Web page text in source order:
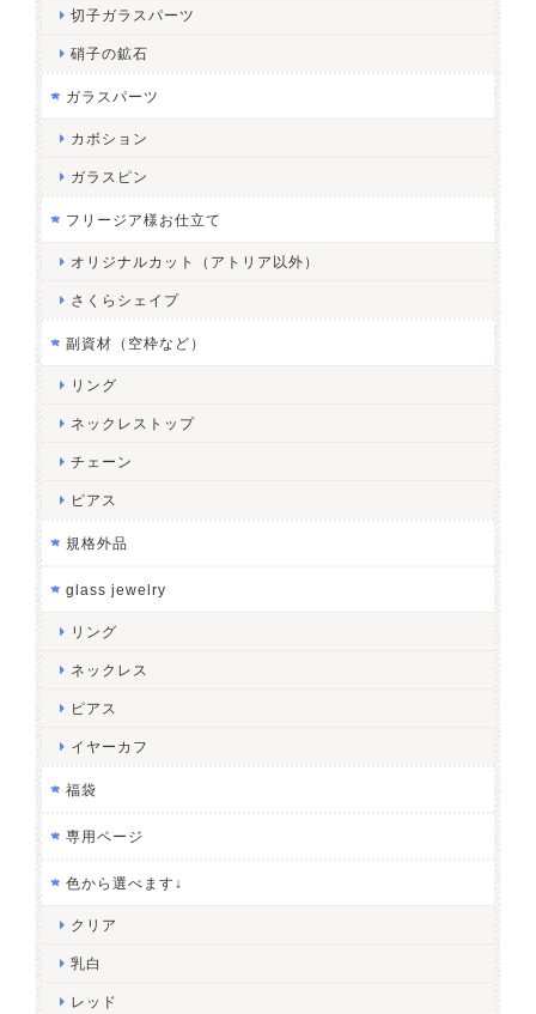
切子ガラスパーツ
硝子の鉱石
ガラスパーツ
カボション
ガラスピン
フリージア様お仕立て
オリジナルカット（アトリア以外）
さくらシェイプ
副資材（空枠など）
リング
ネックレストップ
チェーン
ピアス
規格外品
glass jewelry
リング
ネックレス
ピアス
イヤーカフ
福袋
専用ページ
色から選べます↓
クリア
乳白
レッド